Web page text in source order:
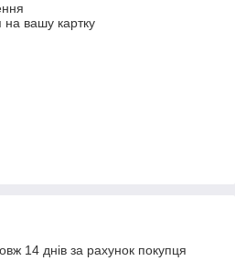
на вашу картку
14 днів за рахунок покупця